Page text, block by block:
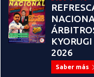
2026
Saber más